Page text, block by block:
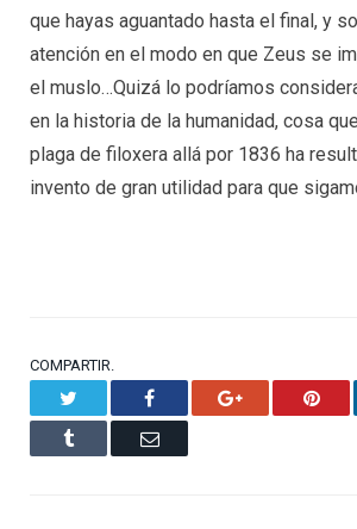
que hayas aguantado hasta el final, y
atención en el modo en que Zeus se
el muslo…Quizá lo podríamos
en la historia de la humanidad, cosa
plaga de filoxera allá por 1836 ha
invento de gran utilidad para que
COMPARTIR.
Facebook Google+
Tumblr Email